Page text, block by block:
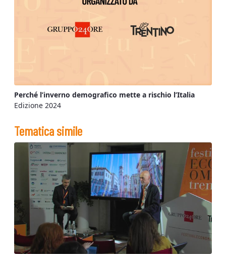
Perché l’inverno demografico mette a rischio l’Italia
Edizione 2024
Tematica simile